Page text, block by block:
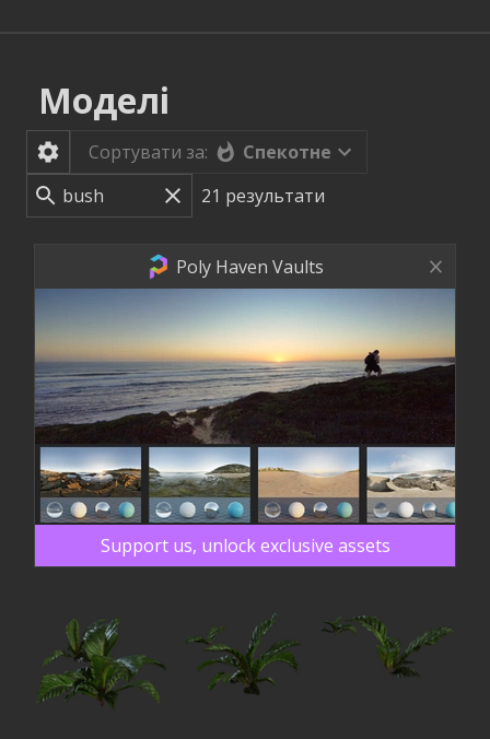
Моделі
Сортувати за:
Спекотне
21 результати
Poly Haven Vaults
Support us, unlock exclusive assets